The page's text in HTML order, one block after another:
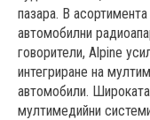
пазара. В
автомобилни
говорители, Alpine
интегриране на
автомобили.
мултимедийни